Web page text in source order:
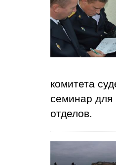
комитета
семинар для
отделов.